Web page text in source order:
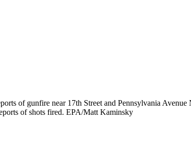
of gunfire near 17th Street and Pennsylvania
of shots fired. EPA/Matt Kaminsky